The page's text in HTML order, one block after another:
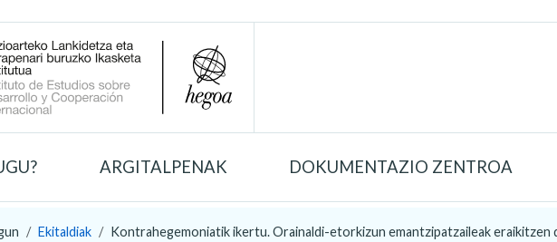
ARGITALPENAK DOKUMENTAZIO ZENTROA
Ekitaldiak Kontrahegemoniatik ikertu. Orainaldi-etorkizun emantzipatzaileak eraikitzen